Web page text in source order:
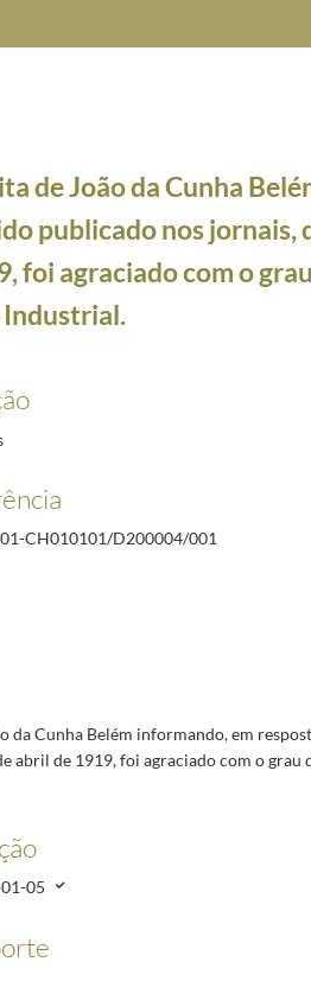
nos jornais, que, por Decreto de 16 de abril de
de João da Cunha
publicado nos jornais,
foi agraciado com o
CH010101/D200004/001
da Cunha Belém informando, em
abril de 1919, foi agraciado com o
05